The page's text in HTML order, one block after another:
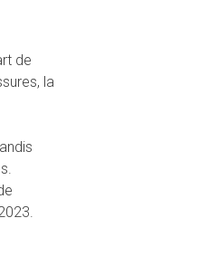
de
la